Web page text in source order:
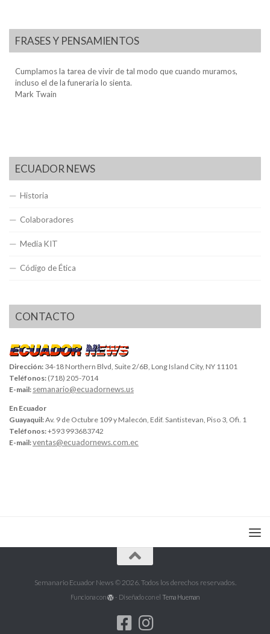
FRASES Y PENSAMIENTOS
Cumplamos la tarea de vivir de tal modo que cuando muramos,
incluso el de la funeraria lo sienta.
Mark Twain
ECUADOR NEWS
Historia
Colaboradores
Media KIT
Código de Ética
CONTACTO
Dirección: 34-18 Northern Blvd, Suite 2/6B, Long Island City, NY 11101
Teléfonos: (718) 205-7014
E-mail: semanario@ecuadornews.us
En Ecuador
Guayaquil:Av. 9 de Octubre 109 y Malecón, Edif. Santistevan, Piso 3, Ofi. 1
Teléfonos:+593 993683742
E-mail:ventas@ecuadornews.com.ec
Semanario Ecuador News © 2026. Todos los derechos reservados.
Funciona con - Diseñado con el Tema Hueman